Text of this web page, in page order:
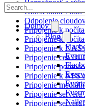
Domov
Blog
Bezpečnosť a
Odmietnutie
Odpojenie
Pripojenie k
Pripojenie k
Pripojenie k NAS
Pripojenie cez
Pripojenie
Pripojenie k NFS
Pripojenie
Pripojenie
Pripojenie